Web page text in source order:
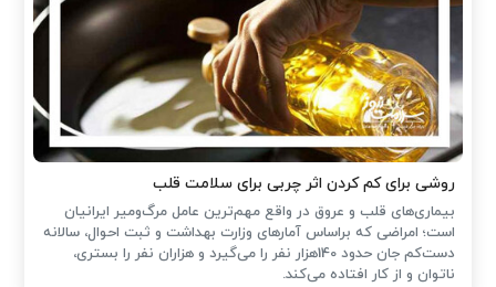
روشی برای کم کردن اثر چربی برای سلامت قلب
بیماری‌های قلب و عروق در واقع مهم‌ترین عامل مرگ‌ومیر ایرانیان
است؛ امراضی که براساس آمارهای وزارت بهداشت و ثبت احوال، سالانه
دست‌کم جان حدود 140هزار نفر را می‌گیرد و هزاران نفر را بستری،
ناتوان و از کار افتاده می‌کند.